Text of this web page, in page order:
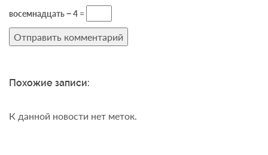
восемнадцать − 4 =
Похожие записи:
К данной новости нет меток.